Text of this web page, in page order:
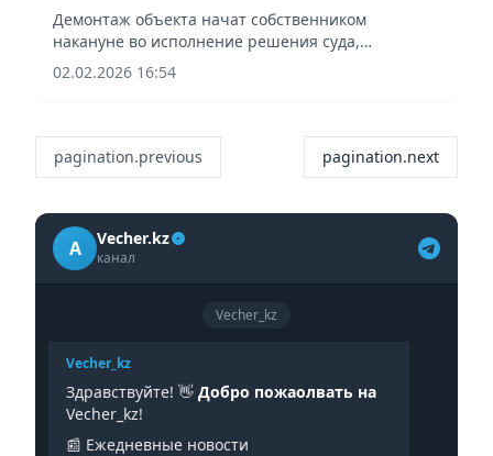
Демонтаж объекта начат собственником
накануне во исполнение решения суда,
сообщает Vecher.kz.
02.02.2026 16:54
pagination.previous pagination.next
A Vecher.kz
канал
Vecher_kz
Vecher_kz
Здравствуйте! 👋 Добро пожаолвать на
Vecher_kz!
📰 Ежедневные новости